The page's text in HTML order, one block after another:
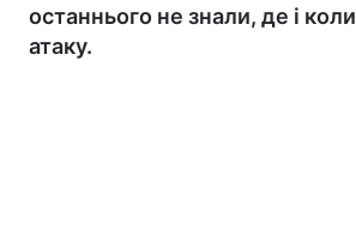
останнього не знали, де і
атаку.